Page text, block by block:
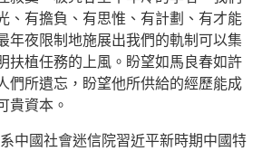
、有擔負、有思惟、有計劃、有才能
年夜限制地施展出我們的軌制可以集
扶植任務的上風。盼望如馬良春如許
們所遺忘，盼望他所供給的經歷能成
貴資本。
系中國社會迷信院習近平新時期中國特